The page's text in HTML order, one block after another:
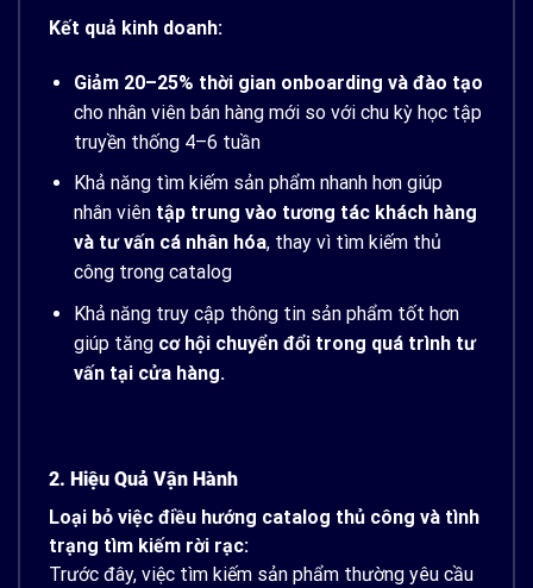
Kết quả kinh doanh:
Giảm 20–25% thời gian onboarding và đào tạo
cho nhân viên bán hàng mới so với chu kỳ học tập
truyền thống 4–6 tuần
Khả năng tìm kiếm sản phẩm nhanh hơn giúp
nhân viên tập trung vào tương tác khách hàng
và tư vấn cá nhân hóa, thay vì tìm kiếm thủ
công trong catalog
Khả năng truy cập thông tin sản phẩm tốt hơn
giúp tăng cơ hội chuyển đổi trong quá trình tư
vấn tại cửa hàng.
2. Hiệu Quả Vận Hành
Loại bỏ việc điều hướng catalog thủ công và tình
trạng tìm kiếm rời rạc:
Trước đây, việc tìm kiếm sản phẩm thường yêu cầu